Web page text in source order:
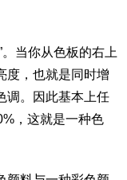
当你从色板的右上
度，也就是同时增
调。因此基本上任
，这就是一种色